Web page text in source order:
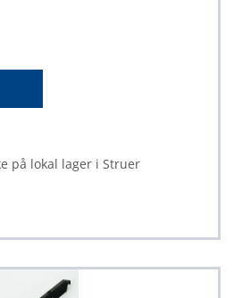
på lokal lager i Struer